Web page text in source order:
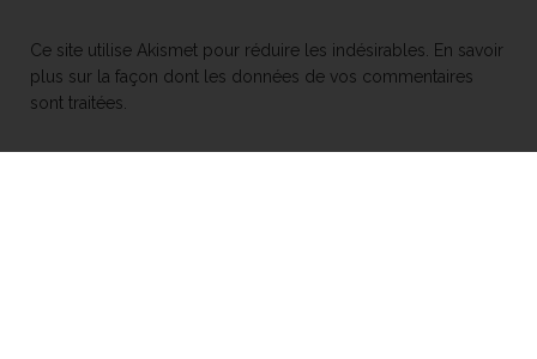
Ce site utilise Akismet pour réduire les indésirables. En savoir
plus sur la façon dont les données de vos commentaires
sont traitées.